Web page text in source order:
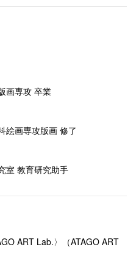
画専攻 卒業
絵画専攻版画 修了
室 教育研究助手
ART Lab.〉（ATAGO ART